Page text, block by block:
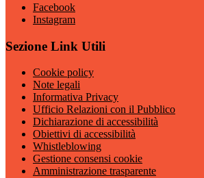
Facebook
Instagram
Sezione Link Utili
Cookie policy
Note legali
Informativa Privacy
Ufficio Relazioni con il Pubblico
Dichiarazione di accessibilità
Obiettivi di accessibilità
Whistleblowing
Gestione consensi cookie
Amministrazione trasparente